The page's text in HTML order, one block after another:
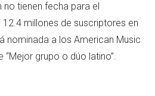
no tienen fecha para el
millones de suscriptores en
nominada a los American Music
grupo o dúo latino”.